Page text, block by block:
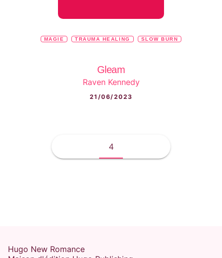
MAGIE TRAUMA HEALING SLOW BURN
Gleam
Raven Kennedy
21/06/2023
4
Hugo New Romance